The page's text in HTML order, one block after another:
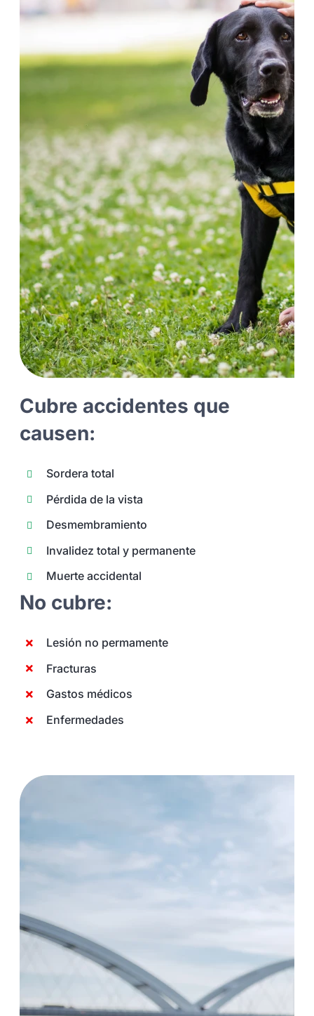
Cubre accidentes que
causen:
Sordera total
Pérdida de la vista
Desmembramiento
Invalidez total y permanente
Muerte accidental
No cubre:
Lesión no permamente
Fracturas
Gastos médicos
Enfermedades